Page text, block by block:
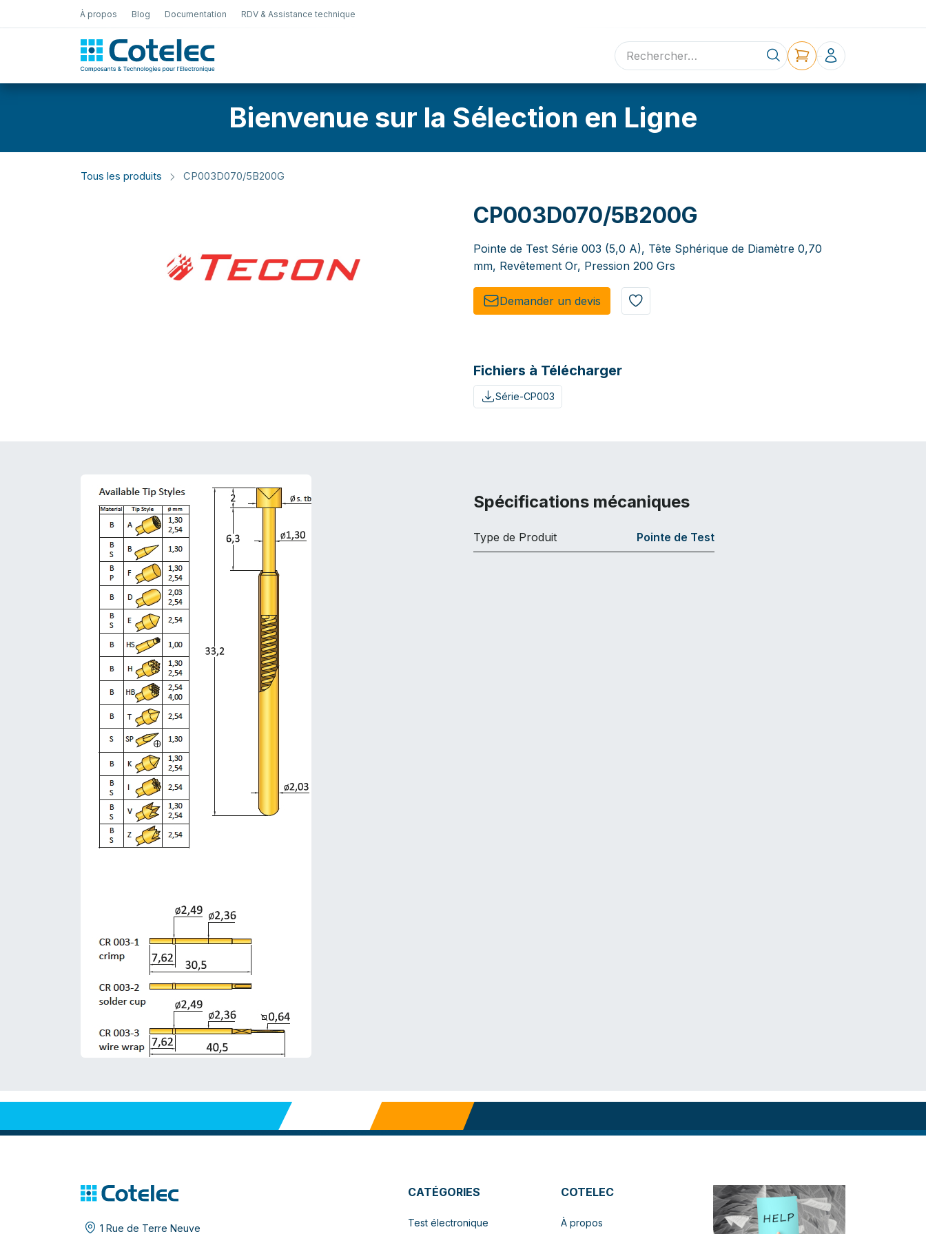
À propos Blog Documentation RDV & Assistance technique
Sélection en ligne Contact
Bienvenue sur la Sélection en Ligne
Tous les produits CP003D070/5B200G
CP003D070/5B200G
Pointe de Test Série 003 (5,0 A), Tête Sphérique de Diamètre 0,70
mm, Revêtement Or, Pression 200 Grs
Demander un de​​vis​​
Fichiers à Télécharger
Série-CP003
Spécifications mécaniques
Type de Produit Pointe de Test
1 Rue de Terre Neuve
CATÉGORIES
Test électronique
COTELEC
À propos